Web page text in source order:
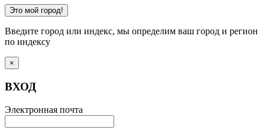
Это мой город!
Введите город или индекс, мы определим ваш город и регион
по индексу
×
ВХОД
Электронная почта